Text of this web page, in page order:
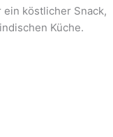
köstlicher Snack,
Küche.